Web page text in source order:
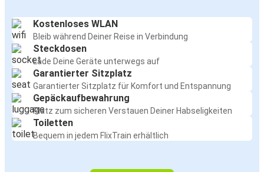
Kostenloses WLAN
Bleib während Deiner Reise in Verbindung
Steckdosen
Lade Deine Geräte unterwegs auf
Garantierter Sitzplatz
Garantierter Sitzplatz für Komfort und Entspannung
Gepäckaufbewahrung
Platz zum sicheren Verstauen Deiner Habseligkeiten
Toiletten
Bequem in jedem FlixTrain erhältlich